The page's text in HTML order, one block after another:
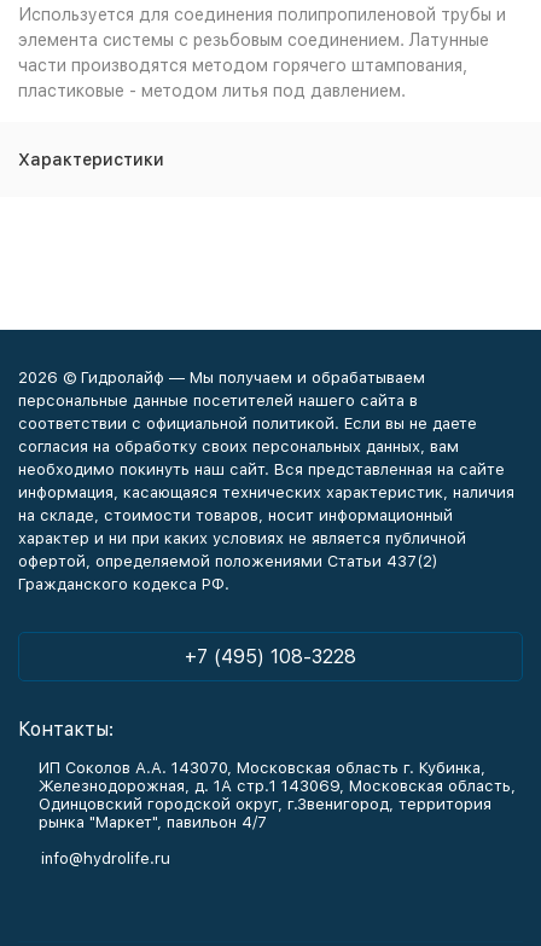
Используется для соединения полипропиленовой трубы и
элемента системы с резьбовым соединением. Латунные
части производятся методом горячего штампования,
пластиковые - методом литья под давлением.
Характеристики
2026 © Гидролайф — Мы получаем и обрабатываем
персональные данные посетителей нашего сайта в
соответствии с официальной политикой. Если вы не даете
согласия на обработку своих персональных данных, вам
необходимо покинуть наш сайт. Вся представленная на сайте
информация, касающаяся технических характеристик, наличия
на складе, стоимости товаров, носит информационный
характер и ни при каких условиях не является публичной
офертой, определяемой положениями Статьи 437(2)
Гражданского кодекса РФ.
+7 (495) 108-3228
Контакты:
ИП Соколов А.А. 143070, Московская область г. Кубинка,
Железнодорожная, д. 1А стр.1 143069, Московская область,
Одинцовский городской округ, г.Звенигород, территория
рынка "Маркет", павильон 4/7
info@hydrolife.ru